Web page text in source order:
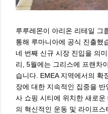
루루레몬이 아리온 리테일 그
통해 루마니아에 공식 진출했
네 번째 신규 시장 진입을 의
리, 5월에는 그리스에 프랜차
습니다. EMEA 지역에서의 확
장에 대한 지속적인 집중을
사 쇼핑 시티에 위치한 새로
의 혁신적인 운동 및 라이프